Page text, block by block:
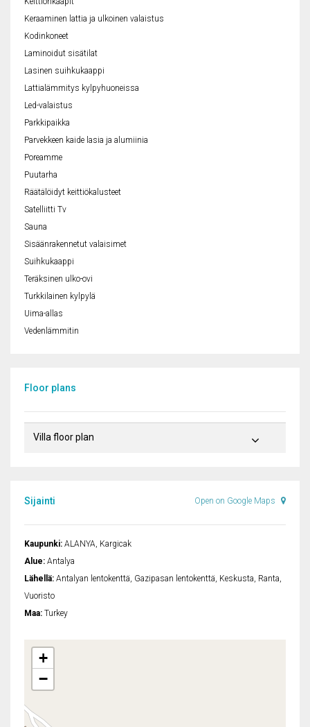
Keraaminen lattia ja ulkoinen valaistus
Kodinkoneet
Laminoidut sisätilat
Lasinen suihkukaappi
Lattialämmitys kylpyhuoneissa
Led-valaistus
Parkkipaikka
Parvekkeen kaide lasia ja alumiinia
Poreamme
Puutarha
Räätälöidyt keittiökalusteet
Satelliitti Tv
Sauna
Sisäänrakennetut valaisimet
Suihkukaappi
Teräksinen ulko-ovi
Turkkilainen kylpylä
Uima-allas
Vedenlämmitin
Floor plans
Villa floor plan
Sijainti Open on Google Maps
Kaupunki: ALANYA, Kargicak
Alue: Antalya
Lähellä: Antalyan lentokenttä, Gazipasan lentokenttä, Keskusta, Ranta,
Vuoristo
Maa: Turkey
+
−